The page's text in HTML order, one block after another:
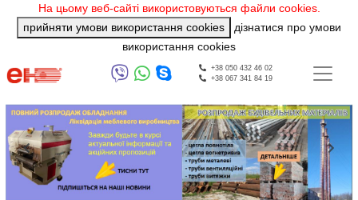
На цьому веб-сайті використовуються файли cookies.
прийняти умови використання cookies
дізнатися про умови
використання cookies
+38 050 432 46 02
+38 067 341 84 19
Previous Next